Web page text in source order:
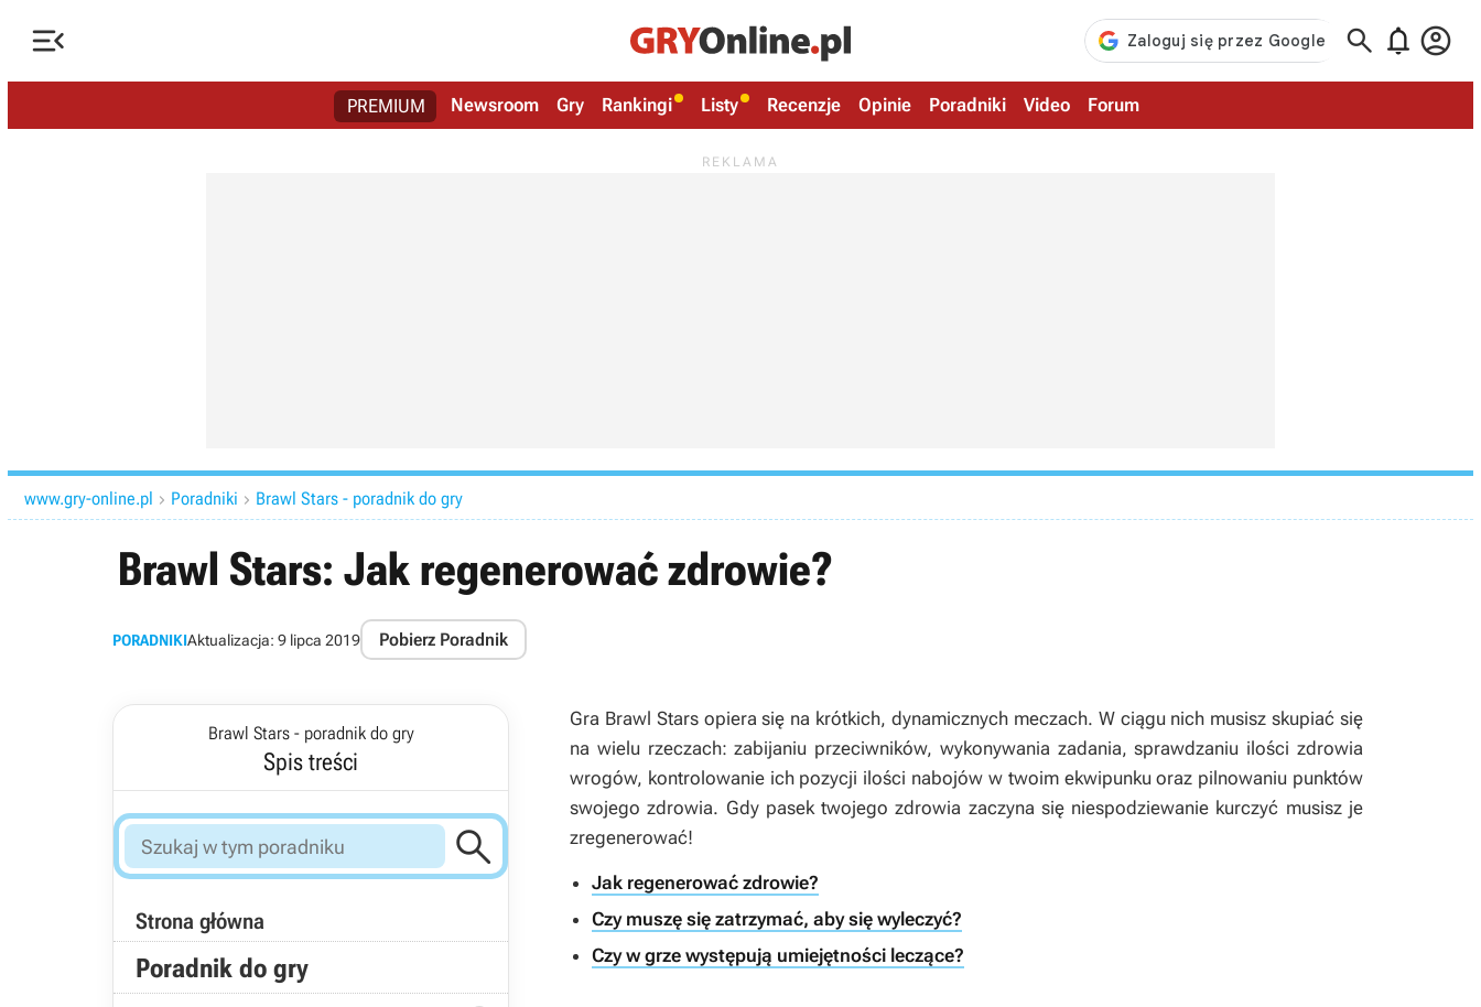
   
PREMIUM Newsroom Gry Rankingi Listy Recenzje Opinie Poradniki Video Forum
www.gry-online.pl  Poradniki  Brawl Stars - poradnik do gry
Brawl Stars: Jak regenerować zdrowie?
PORADNIKIAktualizacja: 9 lipca 2019 Pobierz Poradnik
Brawl Stars - poradnik do gry
Spis treści

Strona główna
Poradnik do gry
Gra Brawl Stars opiera się na krótkich, dynamicznych meczach. W ciągu nich musisz skupiać się
na wielu rzeczach: zabijaniu przeciwników, wykonywania zadania, sprawdzaniu ilości zdrowia
wrogów, kontrolowanie ich pozycji ilości nabojów w twoim ekwipunku oraz pilnowaniu punktów
swojego zdrowia. Gdy pasek twojego zdrowia zaczyna się niespodziewanie kurczyć musisz je
zregenerować!
Jak regenerować zdrowie?
Czy muszę się zatrzymać, aby się wyleczyć?
Czy w grze występują umiejętności leczące?